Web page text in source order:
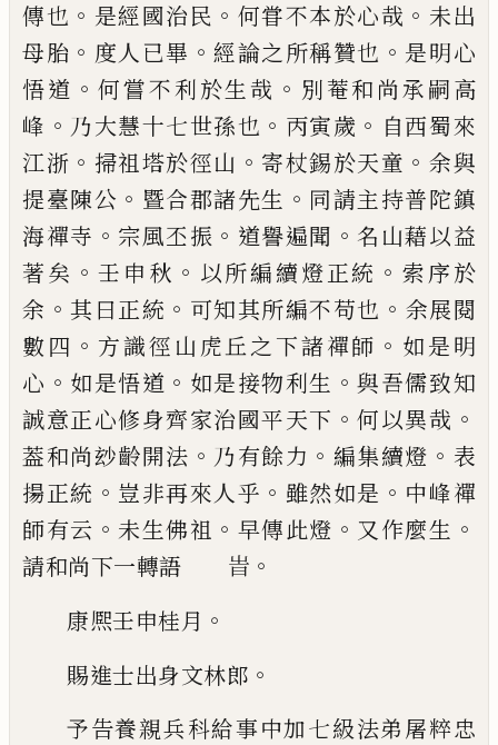
傳也 。 是經國治民 。 何甞不本於心哉 。 未出
母胎 。 度人已畢 。 經論之所稱贊也 。 是明心
悟道 。何嘗不利於生哉 。 別菴和尚承嗣高
峰 。 乃大慧十七世孫也 。 丙寅歲 。 自西蜀來
江浙 。 掃祖塔於徑山 。 寄杖錫於天童 。 余與
提臺陳公 。 暨合郡諸先生 。 同請主持普陀鎮
海禪寺 。 宗風丕振 。 道譽遍聞 。名山藉以益
著矣 。壬申 秋 。 以所編續燈正統 。 索序於
余 。其曰正統 。 可知其所編不苟也 。 余展閱
數四 。 方識徑山虎丘之下諸禪師 。 如是明
心 。 如是悟道 。 如是接物利生 。與吾儒致知
誠意正心修身齊家治國平天下 。何以異哉 。
葢和尚玅齡開法 。 乃有餘力 。 編集續燈 。 表
揚正統 。 豈非再來人乎 。 雖然如是 。 中峰禪
師有云 。 未生佛祖 。 早傳此燈 。 又作麼生 。
請和尚下一轉語 旹 。
康熈壬申桂月 。
賜進士出身文林郎 。
予告養親兵科給事中加七級法弟屠粹忠